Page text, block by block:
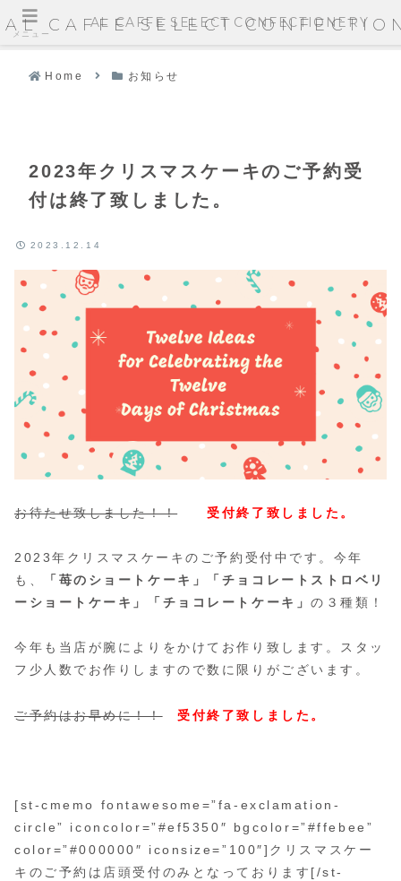
AL CAFFE SELECT
Home お知らせ
2023年クリスマスケーキのご予約受
付は終了致しました。
2023.12.14
お待たせ致しました！！ 受付終了致しました。
2023年クリスマスケーキのご予約受付中です。今年
も、
「苺のショートケーキ」「チョコレートストロベリ
ーショートケーキ」「チョコレートケーキ」の３種類！
今年も当店が腕によりをかけてお作り致します。スタッ
フ少人数でお作りしますので数に限りがございます。
ご予約はお早めに！！ 受付終了致しました。
[st-cmemo fontawesome=”fa-exclamation-
circle” iconcolor=”#ef5350″ bgcolor=”#ffebee”
color=”#000000″ iconsize=”100″]クリスマスケー
キのご予約は店頭受付のみとなっております[/st-
メニュー
AL CAFFE SELECT CONFECTIONERY